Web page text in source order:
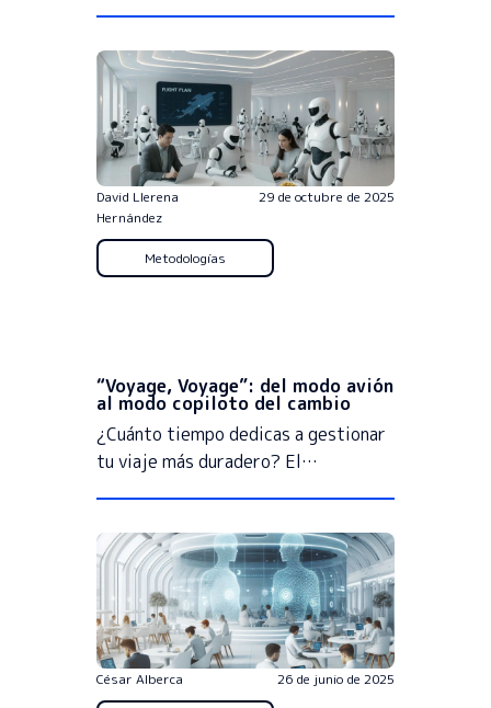
David Llerena
Hernández
29 de octubre de 2025
Metodologías
“Voyage, Voyage”: del modo avión
al modo copiloto del cambio
¿Cuánto tiempo dedicas a gestionar
tu viaje más duradero? El…
César Alberca 26 de junio de 2025